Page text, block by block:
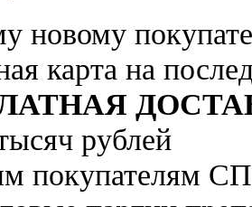
новому
карта на
рублей
покупателям